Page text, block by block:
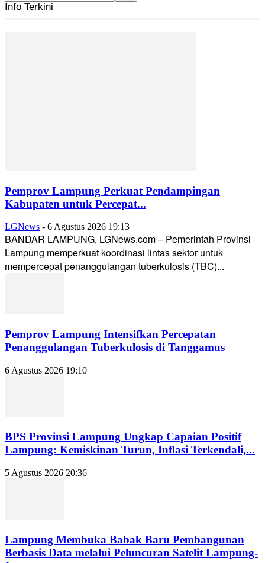
Info Terkini
Pemprov Lampung Perkuat Pendampingan
Kabupaten untuk Percepat...
LGNews - 6 Agustus 2026 19:13
BANDAR LAMPUNG, LGNews.com – Pemerintah Provinsi
Lampung memperkuat koordinasi lintas sektor untuk
mempercepat penanggulangan tuberkulosis (TBC)...
Pemprov Lampung Intensifkan Percepatan
Penanggulangan Tuberkulosis di Tanggamus
6 Agustus 2026 19:10
BPS Provinsi Lampung Ungkap Capaian Positif
Lampung: Kemiskinan Turun, Inflasi Terkendali,...
5 Agustus 2026 20:36
Lampung Membuka Babak Baru Pembangunan
Berbasis Data melalui Peluncuran Satelit Lampung-